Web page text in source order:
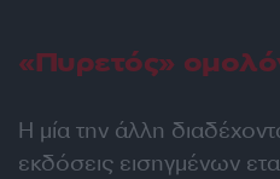
«Πυρετός»
Η μία την άλλη
εκδόσεις εισηγμένων